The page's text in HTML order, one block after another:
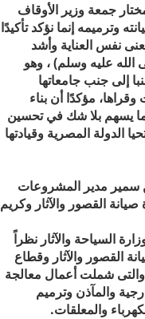
جمعة وزير الأوقاف
وترميمه إنما نؤكد تأكيدًا
نفس العناية وأشد
الله عليه وسلم) ، وهو
إلى جنب جامعاتها
مؤكدًا أن بناء
يسهم بلا شك في تحسين
الدولة المصرية وقيادتها
سمير مدير المشروعات
القصور والآثار وكريم
السياحة والآثار نظراً
القصور والآثار وقطاع
والتى شملت أعمال معالجة
والمآذن وترميم
والمعلقات.